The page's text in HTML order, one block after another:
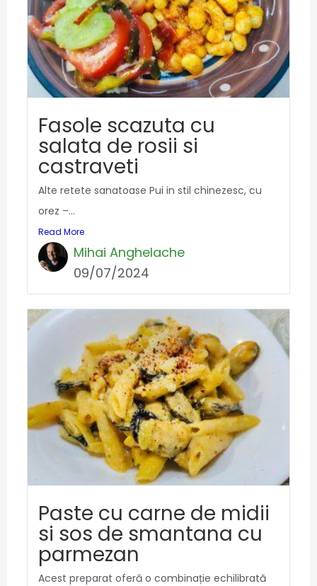
Fasole scazuta cu
salata de rosii si
castraveti
Alte retete sanatoase Pui in stil chinezesc, cu
orez –...
Read More
Mihai Anghelache
09/07/2024
Paste cu carne de midii
si sos de smantana cu
parmezan
Acest preparat oferă o combinație echilibrată